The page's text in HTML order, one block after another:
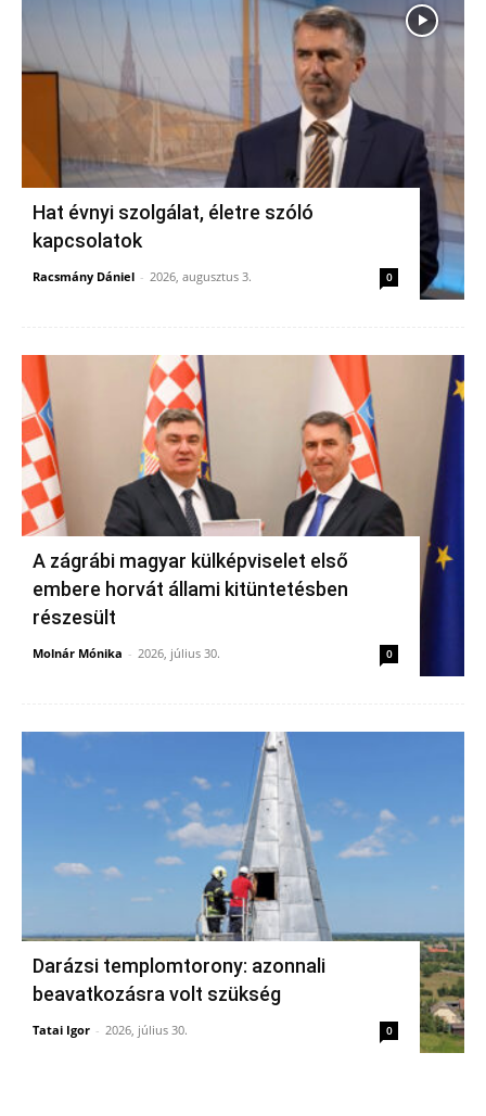
Hat évnyi szolgálat, életre szóló
kapcsolatok
Racsmány Dániel - 2026, augusztus 3. 0
A zágrábi magyar külképviselet első
embere horvát állami kitüntetésben
részesült
Molnár Mónika - 2026, július 30. 0
Darázsi templomtorony: azonnali
beavatkozásra volt szükség
Tatai Igor - 2026, július 30. 0